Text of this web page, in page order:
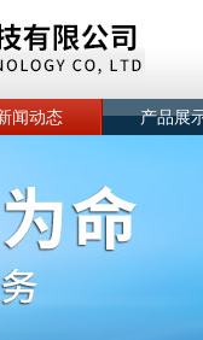
闻动态 产品展